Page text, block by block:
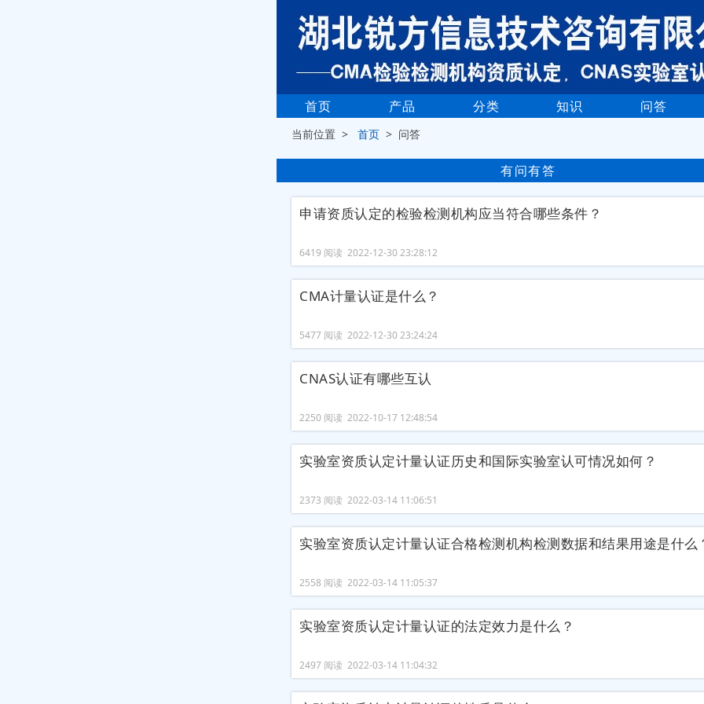
首页 产品 分类 知识 问答
当前位置 >首页 > 问答
有问有答
申请资质认定的检验检测机构应当符合哪些条件？
6419 阅读 2022-12-30 23:28:12
CMA计量认证是什么？
5477 阅读 2022-12-30 23:24:24
CNAS认证有哪些互认
2250 阅读 2022-10-17 12:48:54
实验室资质认定计量认证历史和国际实验室认可情况如何？
2373 阅读 2022-03-14 11:06:51
实验室资质认定计量认证合格检测机构检测数据和结果用途是什么
2558 阅读 2022-03-14 11:05:37
实验室资质认定计量认证的法定效力是什么？
2497 阅读 2022-03-14 11:04:32